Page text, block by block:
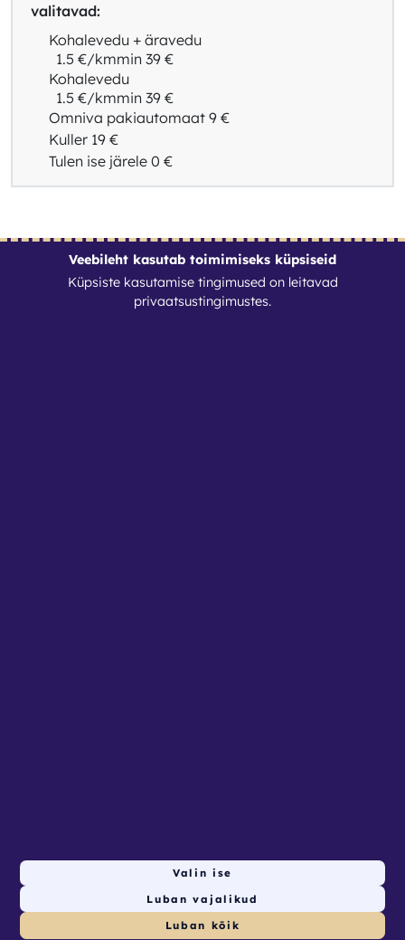
1 tk saadaval valitud ajal
valitavad:
Kohalevedu + äravedu
1.5 €/kmmin 39 €
Kohalevedu
1.5 €/kmmin 39 €
Omniva pakiautomaat 9 €
Kuller 19 €
Tulen ise järele 0 €
Tingimused
© Nutirent 2026. Powered by
Veebileht kasutab toimimiseks küpsiseid
Küpsiste kasutamise tingimused on leitavad
privaatsustingimustes.
Valin ise
Luban vajalikud
Luban kõik